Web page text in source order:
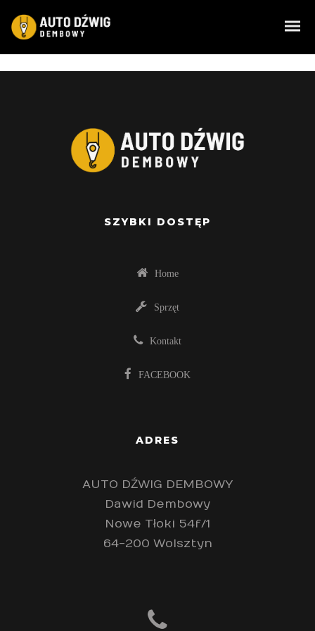
with real-time metrics. Conveniently reinvent
SZYBKI DOSTĘP
Home
Sprzęt
Kontakt
FACEBOOK
ADRES
AUTO DŹWIG DEMBOWY
Dawid Dembowy
Nowe Tłoki 54f/1
64-200 Wolsztyn